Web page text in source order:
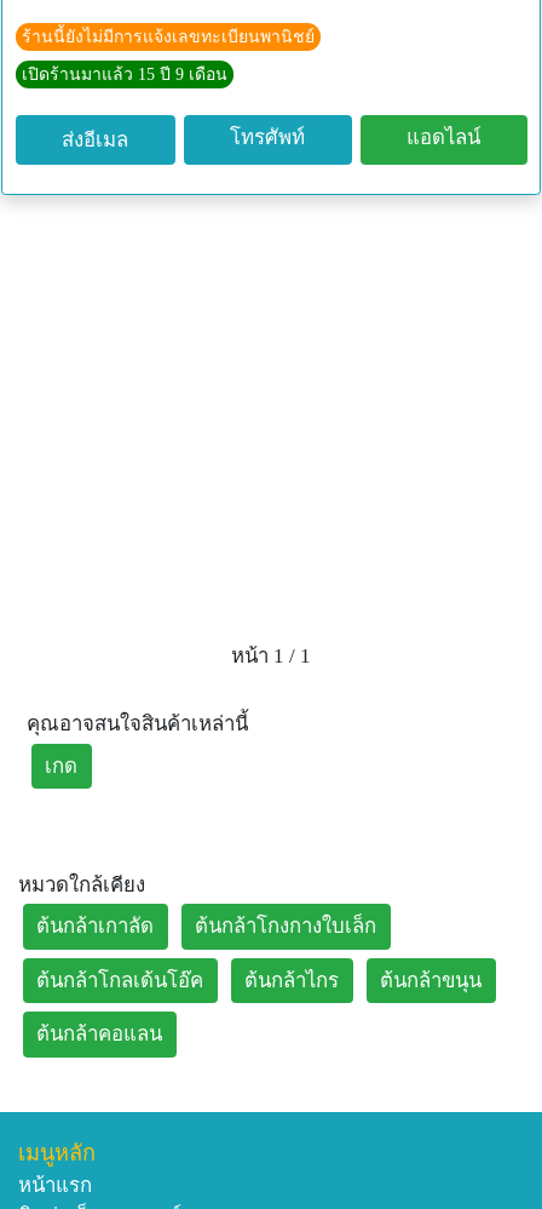
ร้านนี้ยังไม่มีการแจ้งเลขทะเบียนพานิชย์
เปิดร้านมาแล้ว 15 ปี 9 เดือน
ส่งอีเมล โทรศัพท์ แอดไลน์
หน้า 1 / 1
คุณอาจสนใจสินค้าเหล่านี้
เกด
หมวดใกล้เคียง
ต้นกล้าเกาลัด
ต้นกล้าโกงกางใบเล็ก
ต้นกล้าโกลเด้นโอ๊ค ต้นกล้าไกร ต้นกล้าขนุน
ต้นกล้าคอแลน
เมนูหลัก
หน้าแรก